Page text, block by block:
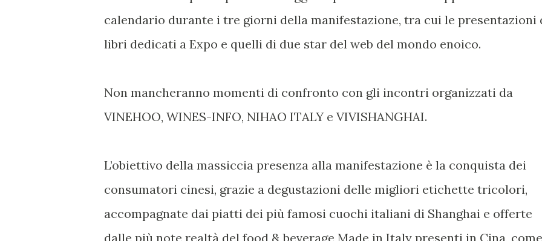
calendario durante i tre giorni della manifestazione, tra cui le presentazioni
libri dedicati a Expo e quelli di due star del web del mondo enoico.
Non mancheranno momenti di confronto con gli incontri organizzati da
VINEHOO, WINES-INFO, NIHAO ITALY e VIVISHANGHAI.
L’obiettivo della massiccia presenza alla manifestazione è la conquista dei
consumatori cinesi, grazie a degustazioni delle migliori etichette tricolori,
accompagnate dai piatti dei più famosi cuochi italiani di Shanghai e offerte
dalle più note realtà del food & beverage Made in Italy presenti in Cina, come